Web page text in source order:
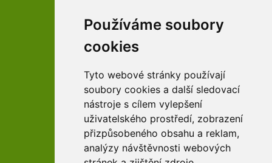
Používáme soubory
cookies
Tyto webové stránky používají
soubory cookies a další sledovací
nástroje s cílem vylepšení
uživatelského prostředí, zobrazení
přizpůsobeného obsahu a reklam,
analýzy návštěvnosti webových
Youtube kanál arboreta